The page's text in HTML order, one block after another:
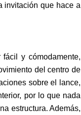
invitación que hace a
y cómodamente,
del centro de
sobre el lance,
por lo que nada
estructura. Además,